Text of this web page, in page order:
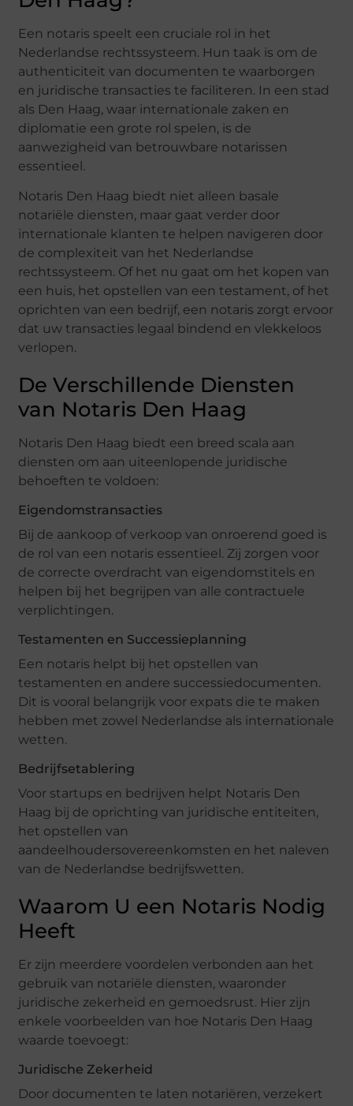
Een notaris speelt een cruciale rol in het
Nederlandse rechtssysteem. Hun taak is om de
authenticiteit van documenten te waarborgen
en juridische transacties te faciliteren. In een stad
als Den Haag, waar internationale zaken en
diplomatie een grote rol spelen, is de
aanwezigheid van betrouwbare notarissen
essentieel.
Notaris Den Haag biedt niet alleen basale
notariële diensten, maar gaat verder door
internationale klanten te helpen navigeren door
de complexiteit van het Nederlandse
rechtssysteem. Of het nu gaat om het kopen van
een huis, het opstellen van een testament, of het
oprichten van een bedrijf, een notaris zorgt ervoor
dat uw transacties legaal bindend en vlekkeloos
verlopen.
De Verschillende Diensten
van Notaris Den Haag
Notaris Den Haag biedt een breed scala aan
diensten om aan uiteenlopende juridische
behoeften te voldoen:
Eigendomstransacties
Bij de aankoop of verkoop van onroerend goed is
de rol van een notaris essentieel. Zij zorgen voor
de correcte overdracht van eigendomstitels en
helpen bij het begrijpen van alle contractuele
verplichtingen.
Testamenten en Successieplanning
Een notaris helpt bij het opstellen van
testamenten en andere successiedocumenten.
Dit is vooral belangrijk voor expats die te maken
hebben met zowel Nederlandse als internationale
wetten.
Bedrijfsetablering
Voor startups en bedrijven helpt Notaris Den
Haag bij de oprichting van juridische entiteiten,
het opstellen van
aandeelhoudersovereenkomsten en het naleven
van de Nederlandse bedrijfswetten.
Waarom U een Notaris Nodig
Heeft
Er zijn meerdere voordelen verbonden aan het
gebruik van notariële diensten, waaronder
juridische zekerheid en gemoedsrust. Hier zijn
enkele voorbeelden van hoe Notaris Den Haag
waarde toevoegt:
Juridische Zekerheid
Door documenten te laten notariëren, verzekert